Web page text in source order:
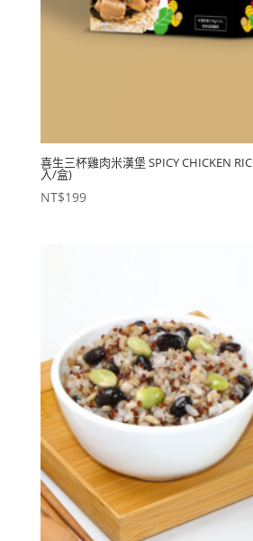
喜生三杯雞肉米漢堡 SPICY CHICKEN
入/盒)
NT$199